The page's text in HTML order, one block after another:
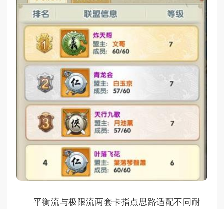
平衡流与极限流两套卡指点思路适配不同耐